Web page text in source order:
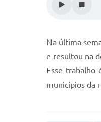
Na última
e resultou na
Esse trabalho
municípios da